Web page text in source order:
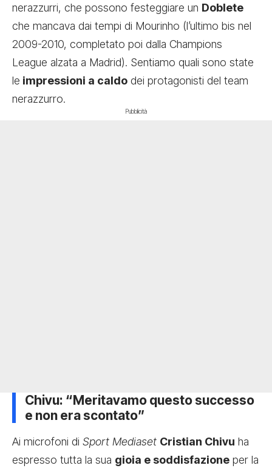
nerazzurri, che possono festeggiare un Doblete
che mancava dai tempi di Mourinho (l’ultimo bis nel
2009-2010, completato poi dalla Champions
League alzata a Madrid). Sentiamo quali sono state
le impressioni a caldo dei protagonisti del team
nerazzurro.
Pubblicità
Chivu: “Meritavamo questo successo
e non era scontato”
Ai microfoni di Sport Mediaset Cristian Chivu ha
espresso tutta la sua gioia e soddisfazione per la